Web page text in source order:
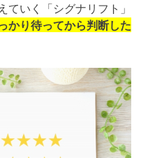
ていく「シグナリフト」
かり待ってから判断した